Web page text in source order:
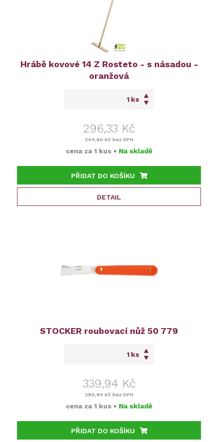
Hrábě kovové 14 Z Rosteto - s násadou -
oranžová
ks
296,33 Kč
244,90 Kč bez DPH
cena za 1 kus • Na skladě
PŘIDAT DO KOŠÍKU
DETAIL
STOCKER roubovací nůž 50 779
ks
339,94 Kč
280,94 Kč bez DPH
cena za 1 kus • Na skladě
PŘIDAT DO KOŠÍKU